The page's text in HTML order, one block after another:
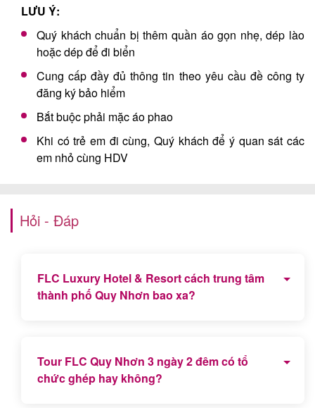
LƯU Ý:
Quý khách chuẩn bị thêm quần áo gọn nhẹ, dép lào
hoặc dép để đi biển
Cung cấp đầy đủ thông tin theo yêu cầu đề công ty
đăng ký bảo hiểm
Bắt buộc phải mặc áo phao
Khi có trẻ em đi cùng, Quý khách để ý quan sát các
em nhỏ cùng HDV
Hỏi - Đáp
FLC Luxury Hotel & Resort cách trung tâm
thành phố Quy Nhơn bao xa?
Quy Nhơn sang FLC Luxury Hotel & Resort.
Tour FLC Quy Nhơn 3 ngày 2 đêm có tổ
chức ghép hay không?